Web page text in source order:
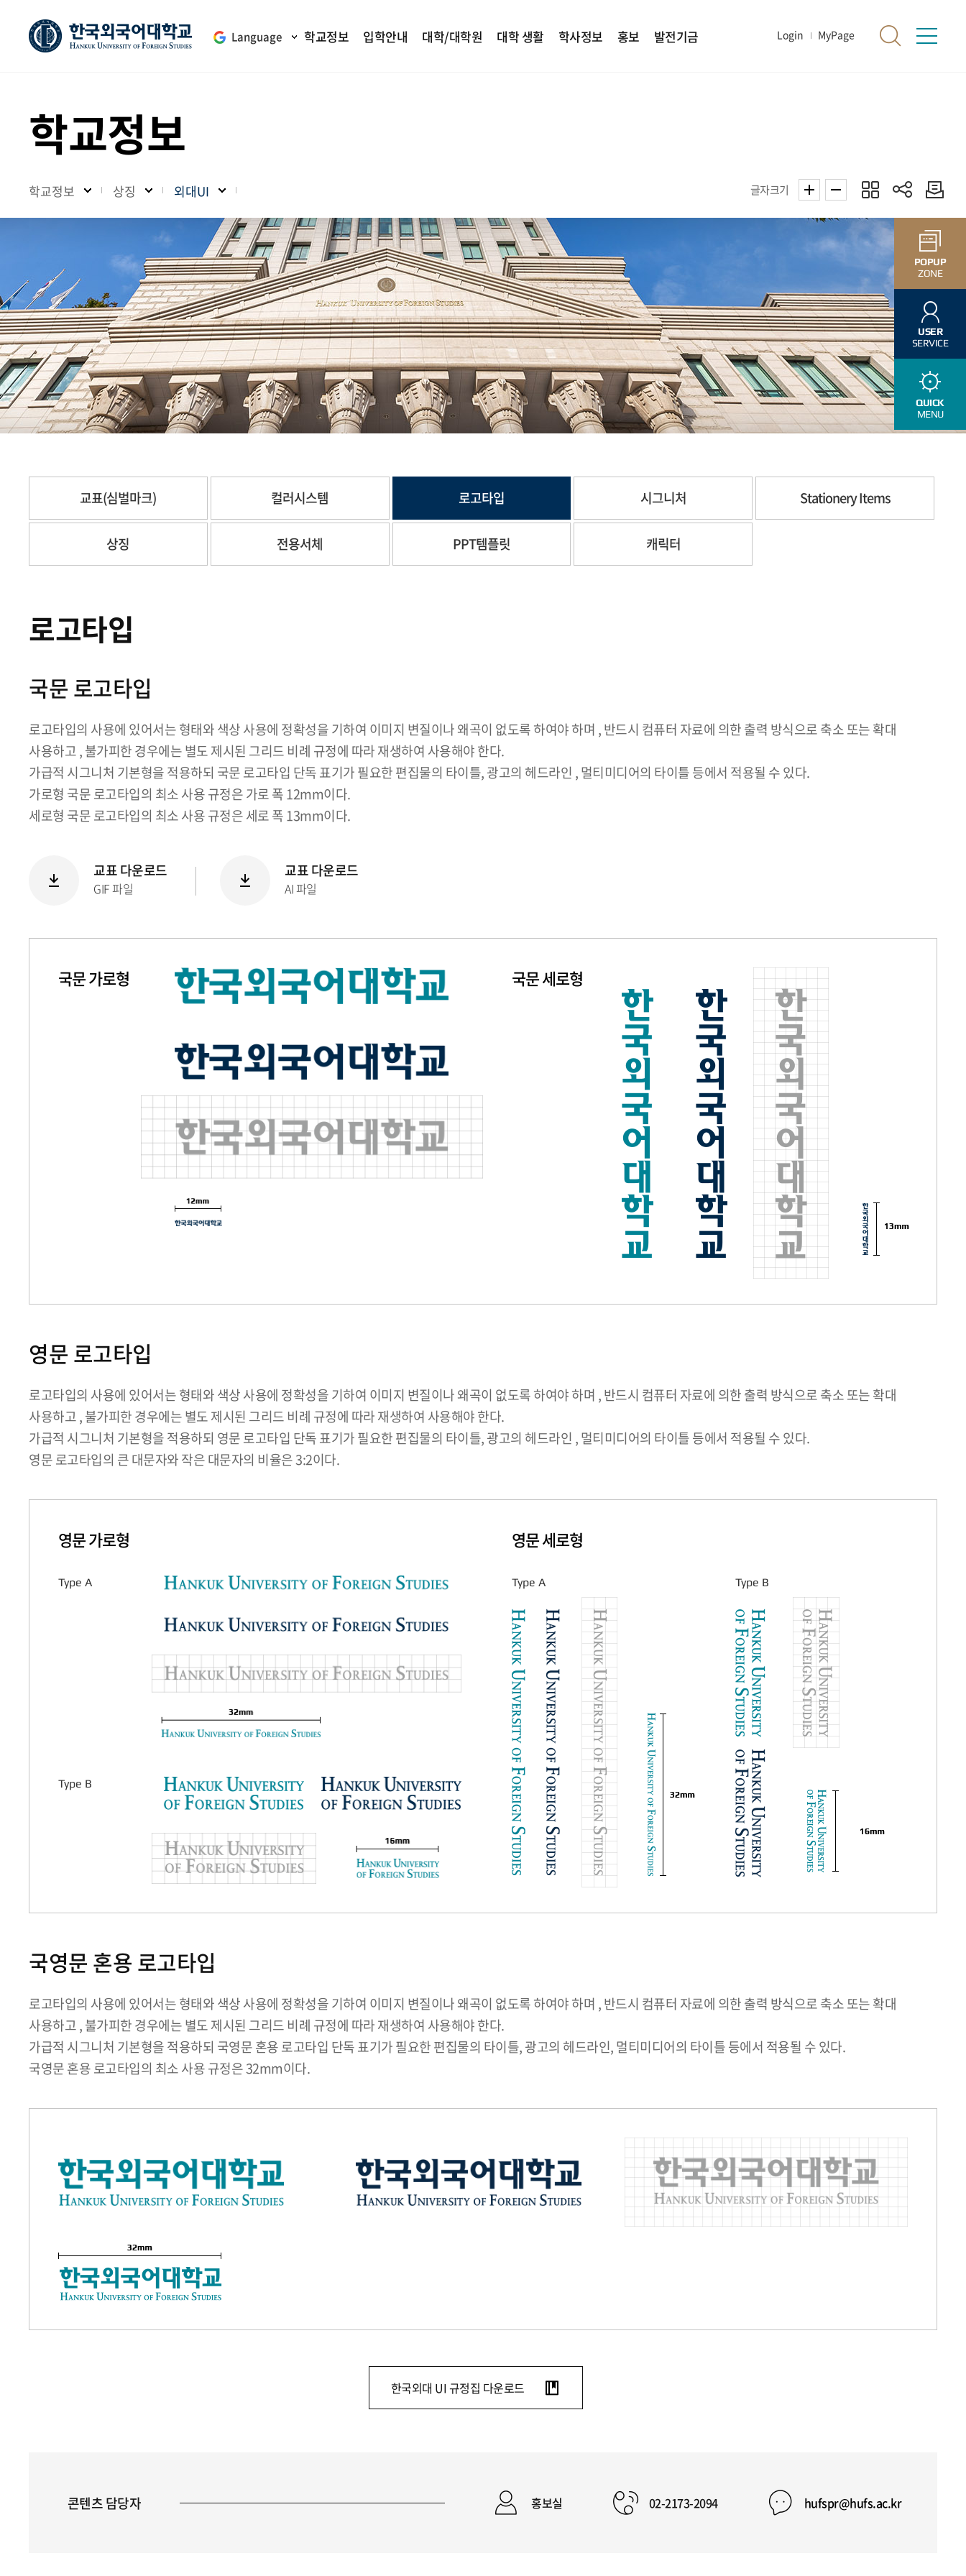
Language 학교정보 입학안내 대학/대학원 대학 생활 학사정보 홍보 발전기금 Login MyPage
POPUP
ZONE
USER
SERVICE
QUICK
MENU
학교정보
학교정보 상징 외대UI 글자크기
교표(심벌마크) 컬러시스템 로고타입 시그니처 Stationery Items
상징 전용서체 PPT템플릿 캐릭터
로고타입
국문 로고타입
로고타입의 사용에 있어서는 형태와 색상 사용에 정확성을 기하여 이미지 변질이나 왜곡이 없도록 하여야 하며 , 반드시 컴퓨터 자료에 의한 출력 방식으로 축소 또는 확대
사용하고 , 불가피한 경우에는 별도 제시된 그리드 비례 규정에 따라 재생하여 사용해야 한다.
가급적 시그니처 기본형을 적용하되 국문 로고타입 단독 표기가 필요한 편집물의 타이틀, 광고의 헤드라인 , 멀티미디어의 타이틀 등에서 적용될 수 있다.
가로형 국문 로고타입의 최소 사용 규정은 가로 폭 12mm이다.
세로형 국문 로고타입의 최소 사용 규정은 세로 폭 13mm이다.
교표 다운로드
GIF 파일
교표 다운로드
AI 파일
국문 가로형 국문 세로형
영문 로고타입
로고타입의 사용에 있어서는 형태와 색상 사용에 정확성을 기하여 이미지 변질이나 왜곡이 없도록 하여야 하며 , 반드시 컴퓨터 자료에 의한 출력 방식으로 축소 또는 확대
사용하고 , 불가피한 경우에는 별도 제시된 그리드 비례 규정에 따라 재생하여 사용해야 한다.
가급적 시그니처 기본형을 적용하되 영문 로고타입 단독 표기가 필요한 편집물의 타이틀, 광고의 헤드라인 , 멀티미디어의 타이틀 등에서 적용될 수 있다.
영문 로고타입의 큰 대문자와 작은 대문자의 비율은 3:2이다.
영문 가로형
Type A
Type B
영문 세로형
Type A Type B
국영문 혼용 로고타입
로고타입의 사용에 있어서는 형태와 색상 사용에 정확성을 기하여 이미지 변질이나 왜곡이 없도록 하여야 하며 , 반드시 컴퓨터 자료에 의한 출력 방식으로 축소 또는 확대
사용하고 , 불가피한 경우에는 별도 제시된 그리드 비례 규정에 따라 재생하여 사용해야 한다.
가급적 시그니처 기본형을 적용하되 국영문 혼용 로고타입 단독 표기가 필요한 편집물의 타이틀, 광고의 헤드라인, 멀티미디어의 타이틀 등에서 적용될 수 있다.
국영문 혼용 로고타입의 최소 사용 규정은 32mm이다.
한국외대 UI 규정집 다운로드
콘텐츠 담당자 홍보실 02-2173-2094 hufspr@hufs.ac.kr